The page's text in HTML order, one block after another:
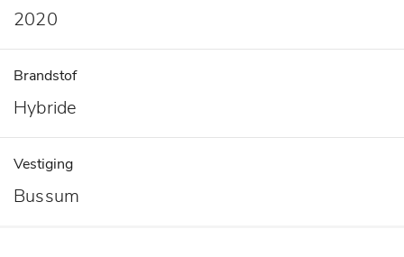
2020
Brandstof
Hybride
Vestiging
Bussum